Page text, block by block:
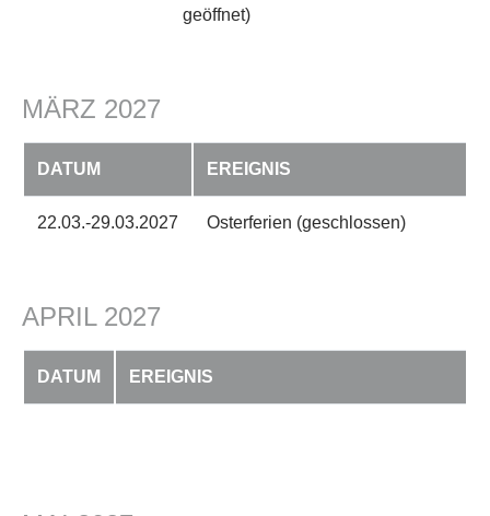
geöffnet)
MÄRZ 2027
DATUM EREIGNIS
22.03.-29.03.2027 Osterferien (geschlossen)
APRIL 2027
DATUM EREIGNIS